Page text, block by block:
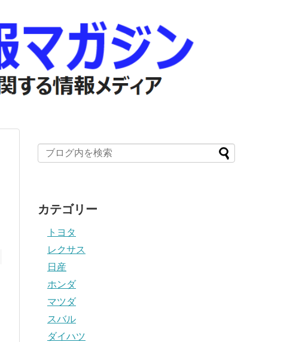
カテゴリー
トヨタ
レクサス
日産
ホンダ
マツダ
スバル
ダイハツ